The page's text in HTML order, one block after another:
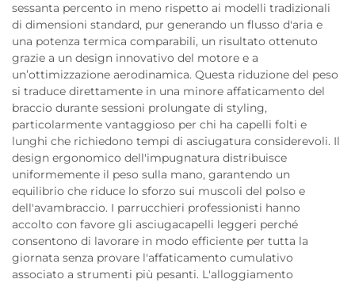
sessanta percento in meno rispetto ai modelli tradizionali
di dimensioni standard, pur generando un flusso d'aria e
una potenza termica comparabili, un risultato ottenuto
grazie a un design innovativo del motore e a
un’ottimizzazione aerodinamica. Questa riduzione del peso
si traduce direttamente in una minore affaticamento del
braccio durante sessioni prolungate di styling,
particolarmente vantaggioso per chi ha capelli folti e
lunghi che richiedono tempi di asciugatura considerevoli. Il
design ergonomico dell'impugnatura distribuisce
uniformemente il peso sulla mano, garantendo un
equilibrio che riduce lo sforzo sui muscoli del polso e
dell'avambraccio. I parrucchieri professionisti hanno
accolto con favore gli asciugacapelli leggeri perché
consentono di lavorare in modo efficiente per tutta la
giornata senza provare l'affaticamento cumulativo
associato a strumenti più pesanti. L'alloggiamento